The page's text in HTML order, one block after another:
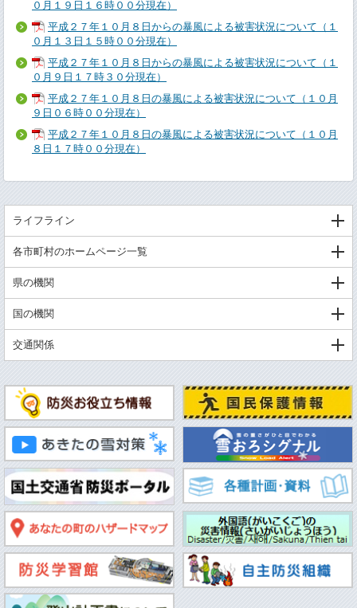
０月１９日１６時００分現在）
平成２７年１０月８日からの暴風による被害状況について（１
０月１３日１５時００分現在）
平成２７年１０月８日からの暴風による被害状況について（１
０月９日１７時３０分現在）
平成２７年１０月８日の暴風による被害状況について（１０月
９日０６時００分現在）
平成２７年１０月８日の暴風による被害状況について（１０月
８日１７時００分現在）
ライフライン
各市町村のホームページ一覧
県の機関
国の機関
交通関係